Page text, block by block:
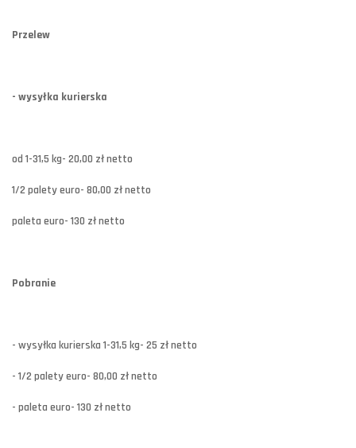
Przelew
- wysyłka kurierska
od 1-31,5 kg- 20,00 zł netto
1/2 palety euro- 80,00 zł netto
paleta euro- 130 zł netto
Pobranie
- wysyłka kurierska 1-31,5 kg- 25 zł netto
- 1/2 palety euro- 80,00 zł netto
- paleta euro- 130 zł netto